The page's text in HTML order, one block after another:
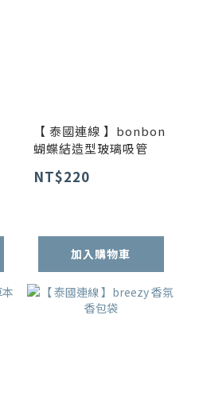
【 泰國連線 】bonbon
蝴蝶結造型玻璃吸管
NT$220
加入購物車